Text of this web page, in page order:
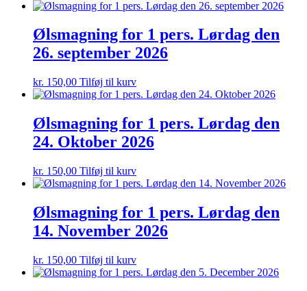
Ølsmagning for 1 pers. Lørdag den
26. september 2026
kr. 150,00 Tilføj til kurv
Ølsmagning for 1 pers. Lørdag den
24. Oktober 2026
kr. 150,00 Tilføj til kurv
Ølsmagning for 1 pers. Lørdag den
14. November 2026
kr. 150,00 Tilføj til kurv